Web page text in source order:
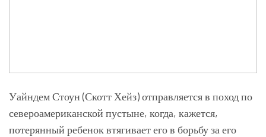
Уайндем Стоун (Скотт Хейз) отправляется в поход по
североамериканской пустыне, когда, кажется,
потерянный ребенок втягивает его в борьбу за его